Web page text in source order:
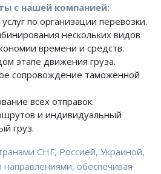
с нашей компанией:
по организации перевозки.
нескольких видов
времени и средств.
этапе движения груза.
сопровождение таможенной
всех отправок.
и индивидуальный
груз.
СНГ, Россией, Украиной,
обеспечивая